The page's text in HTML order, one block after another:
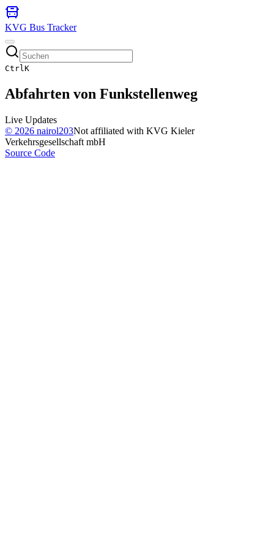
KVG Bus Tracker
CtrlK
Abfahrten von Funkstellenweg
Live Updates
© 2026 nairol203Not affiliated with KVG Kieler
Verkehrsgesellschaft mbH
Source Code